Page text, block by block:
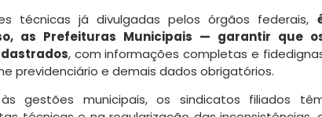
técnicas já divulgadas pelos órgãos federais,
as Prefeituras Municipais — garantir que
, com informações completas e
previdenciário e demais dados obrigatórios.
gestões municipais, os sindicatos filiados